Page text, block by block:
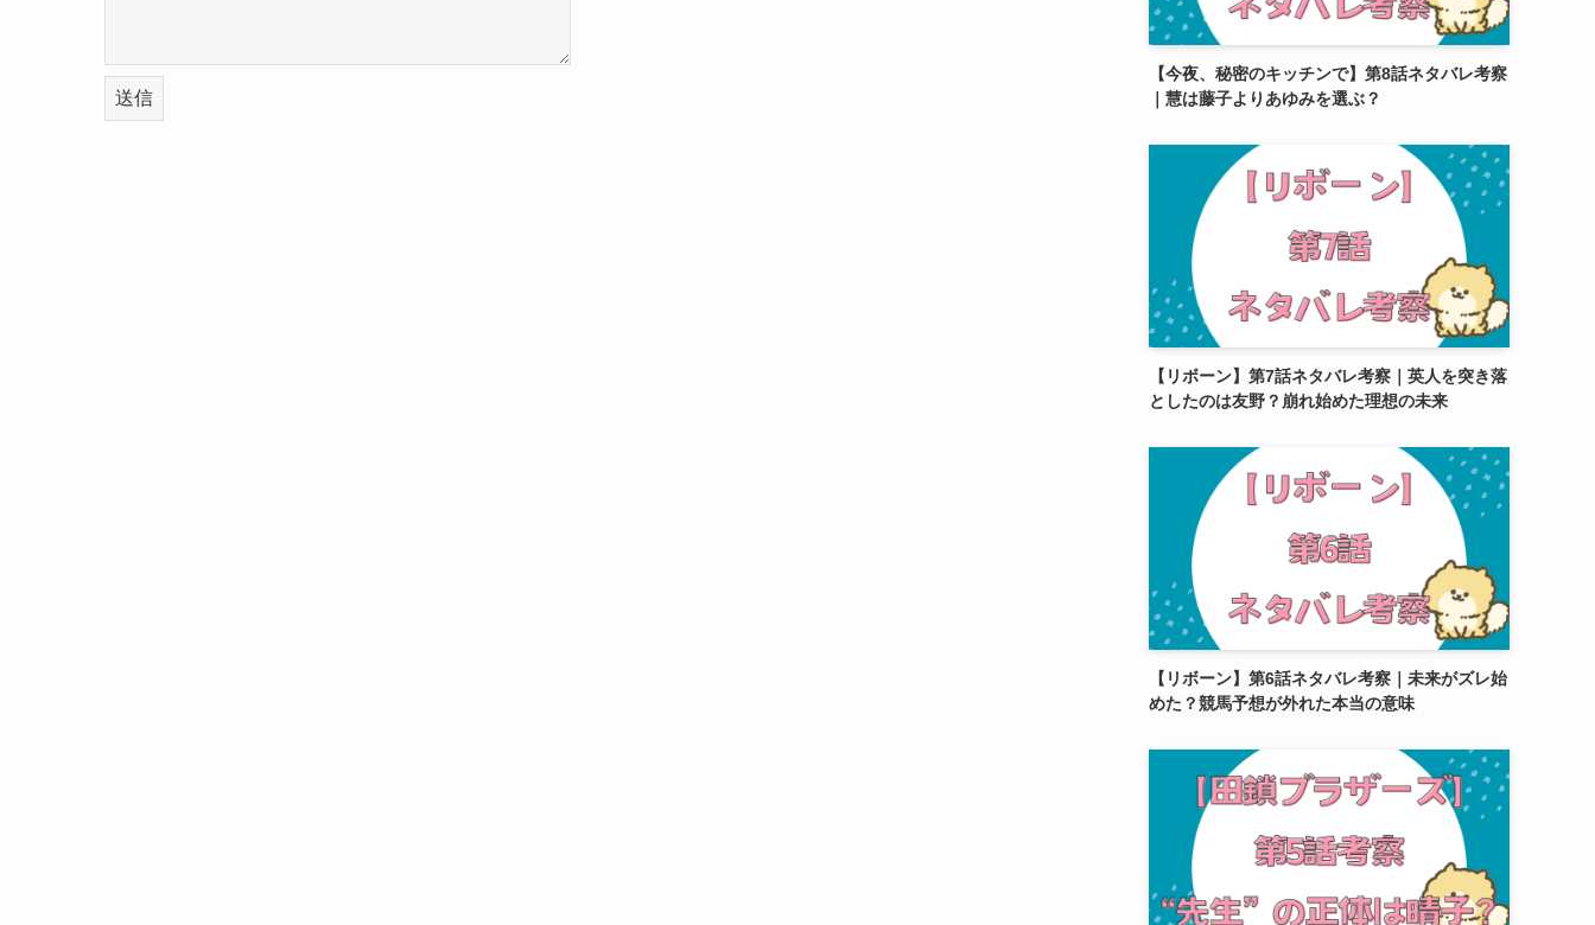
【今夜、秘密のキッチンで】第8話ネタバレ考察
｜慧は藤子よりあゆみを選ぶ？
【リボーン】第7話ネタバレ考察｜英人を突き落
としたのは友野？崩れ始めた理想の未来
【リボーン】第6話ネタバレ考察｜未来がズレ始
めた？競馬予想が外れた本当の意味